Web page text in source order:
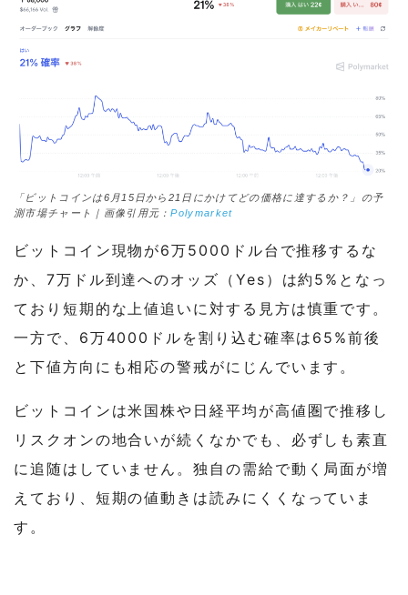
「ビットコインは6月15日から21日にかけてどの価格に達するか？」の予
測市場チャート｜画像引用元：Polymarket
ビットコイン現物が6万5000ドル台で推移するな
か、7万ドル到達へのオッズ（Yes）は約5%となっ
ており短期的な上値追いに対する見方は慎重です。
一方で、6万4000ドルを割り込む確率は65%前後
と下値方向にも相応の警戒がにじんでいます。
ビットコインは米国株や日経平均が高値圏で推移し
リスクオンの地合いが続くなかでも、必ずしも素直
に追随はしていません。独自の需給で動く局面が増
えており、短期の値動きは読みにくくなっていま
す。